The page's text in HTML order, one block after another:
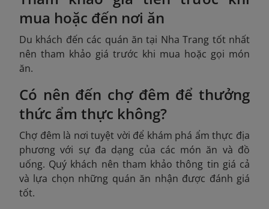
mua hoặc đến nơi ăn
Du khách đến các quán ăn tại Nha Trang tốt nhất
nên tham khảo giá trước khi mua hoặc gọi món
ăn.
Có nên đến chợ đêm để thưởng
thức ẩm thực không?
Chợ đêm là nơi tuyệt vời để khám phá ẩm thực địa
phương với sự đa dạng của các món ăn và đồ
uống. Quý khách nên tham khảo thông tin giá cả
và lựa chọn những quán ăn nhận được đánh giá
tốt.